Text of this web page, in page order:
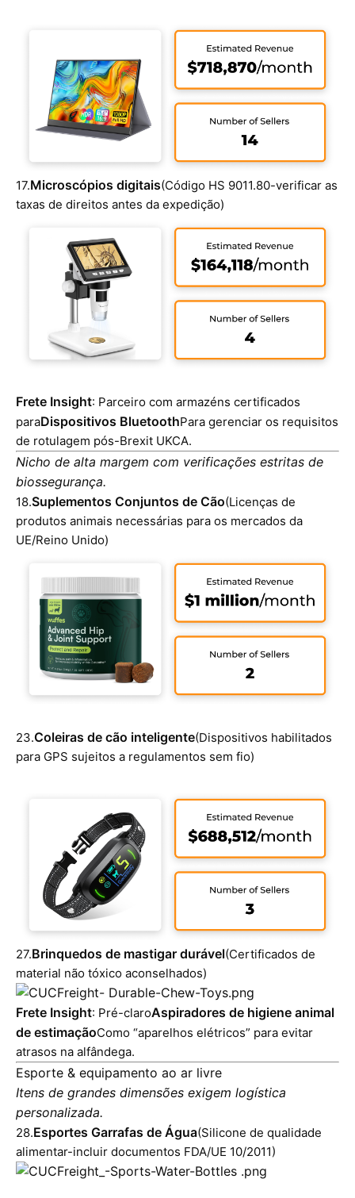
17.Microscópios digitais(Código HS 9011.80-verificar as
taxas de direitos antes da expedição)
Frete Insight: Parceiro com armazéns certificados
paraDispositivos BluetoothPara gerenciar os requisitos
de rotulagem pós-Brexit UKCA.
Nicho de alta margem com verificações estritas de
biossegurança.
18.Suplementos Conjuntos de Cão(Licenças de
produtos animais necessárias para os mercados da
UE/Reino Unido)
23.Coleiras de cão inteligente(Dispositivos habilitados
para GPS sujeitos a regulamentos sem fio)
27.Brinquedos de mastigar durável(Certificados de
material não tóxico aconselhados)
Frete Insight: Pré-claroAspiradores de higiene animal
de estimaçãoComo “aparelhos elétricos” para evitar
atrasos na alfândega.
Esporte & equipamento ao ar livre
Itens de grandes dimensões exigem logística
personalizada.
28.Esportes Garrafas de Água(Silicone de qualidade
alimentar-incluir documentos FDA/UE 10/2011)